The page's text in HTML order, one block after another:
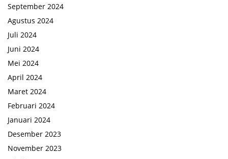
September 2024
Agustus 2024
Juli 2024
Juni 2024
Mei 2024
April 2024
Maret 2024
Februari 2024
Januari 2024
Desember 2023
November 2023